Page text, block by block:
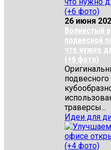
26 июня
Волнистый
подвесной
что нужно
(+6 фото)
подвесного
траверсы...
Идеи для